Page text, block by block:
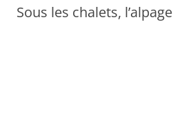
Sous les chalets, l’alpage